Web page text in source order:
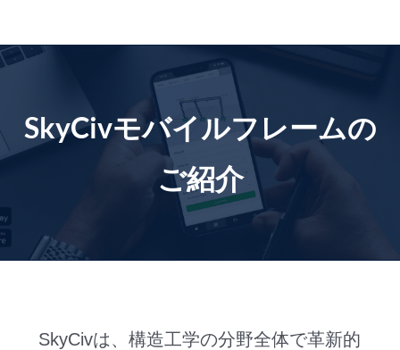
テ
に
ス
プ
SkyCivモバイルフレームの
ご紹介
SkyCivは、構造工学の分野全体で革新的